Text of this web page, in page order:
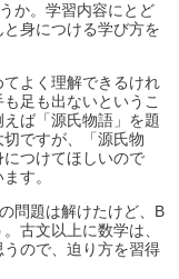
か。学習内容にとど
身につける学び方を
よく理解できるけれ
足も出ないというこ
ば「源氏物語」を題
ですが、「源氏物
つけてほしいので
す。
問題は解けたけど、B
古文以上に数学は、
ので、迫り方を習得